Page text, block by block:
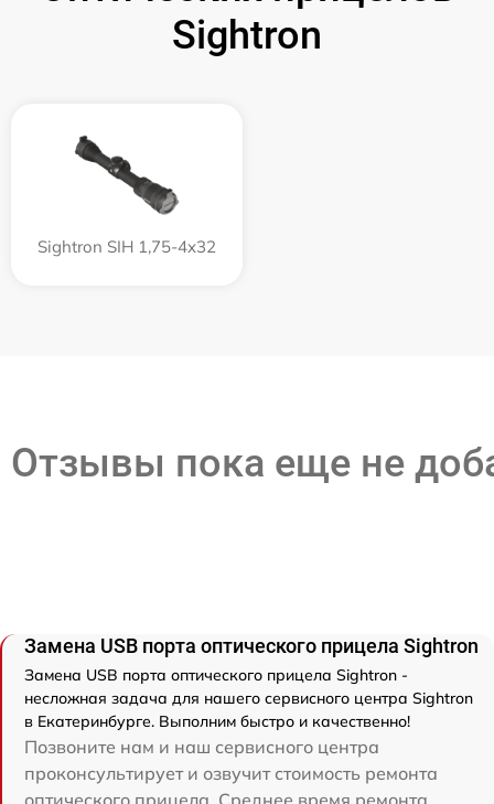
Sightron
Sightron SIH 1,75-4x32
Отзывы пока еще не
Замена USB порта оптического прицела Sightron
Замена USB порта оптического прицела Sightron -
несложная задача для нашего сервисного центра Sightron
в Екатеринбурге. Выполним быстро и качественно!
Позвоните нам и наш сервисного центра
проконсультирует и озвучит стоимость ремонта
оптического прицела. Среднее время ремонта